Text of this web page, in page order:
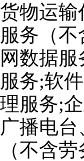
货物运
服务（
网数据
服务;软
理服务;
广播电
（不含